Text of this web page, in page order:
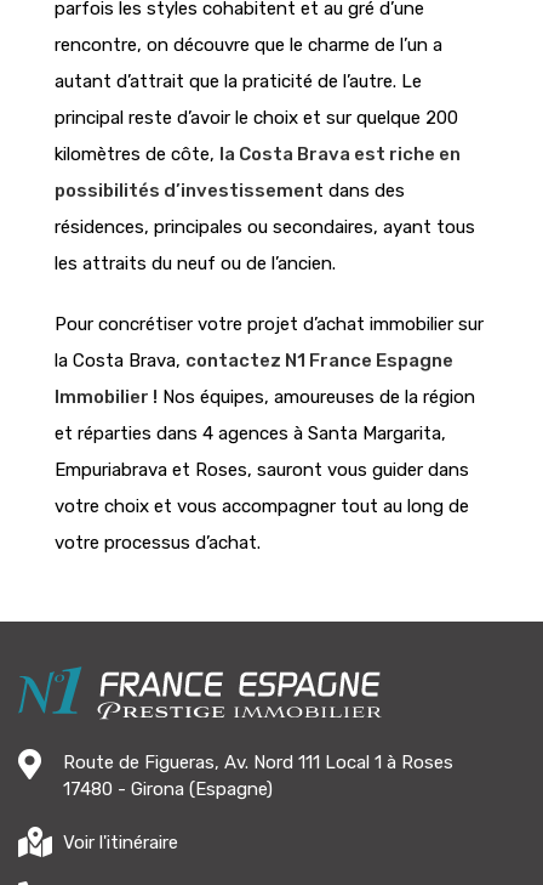
parfois les styles cohabitent et au gré d’une
rencontre, on découvre que le charme de l’un a
autant d’attrait que la praticité de l’autre. Le
principal reste d’avoir le choix et sur quelque 200
kilomètres de côte, la Costa Brava est riche en
possibilités d’investissement dans des
résidences, principales ou secondaires, ayant tous
les attraits du neuf ou de l’ancien.
Pour concrétiser votre projet d’achat immobilier sur
la Costa Brava, contactez N1 France Espagne
Immobilier ! Nos équipes, amoureuses de la région
et réparties dans 4 agences à Santa Margarita,
Empuriabrava et Roses, sauront vous guider dans
votre choix et vous accompagner tout au long de
votre processus d’achat.
Route de Figueras, Av. Nord 111 Local 1 à Roses
17480 - Girona (Espagne)
Voir l'itinéraire